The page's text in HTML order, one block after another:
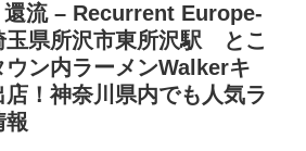
還流 – Recurrent Europe-
玉県所沢市東所沢駅 とこ
ウン内ラーメンWalkerキ
店！神奈川県内でも人気ラ
報